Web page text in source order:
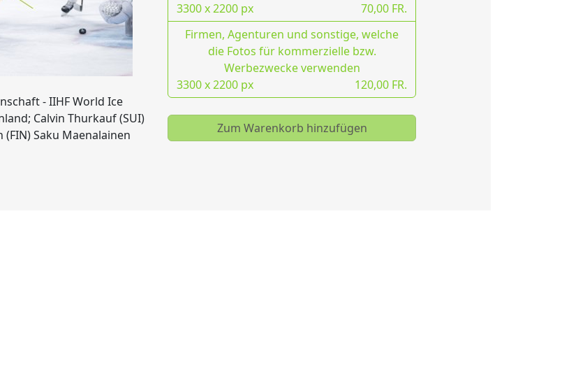
- IIHF World Ice
Calvin Thurkauf (SUI)
Saku Maenalainen
70,00 FR.
3300 x 2200 px
Firmen, Agenturen und sonstige, welche
die Fotos für kommerzielle bzw.
Werbezwecke verwenden
120,00 FR.
3300 x 2200 px
Zum Warenkorb hinzufügen